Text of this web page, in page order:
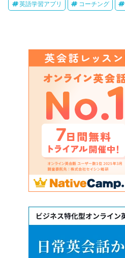
英語学習アプリ コーチング